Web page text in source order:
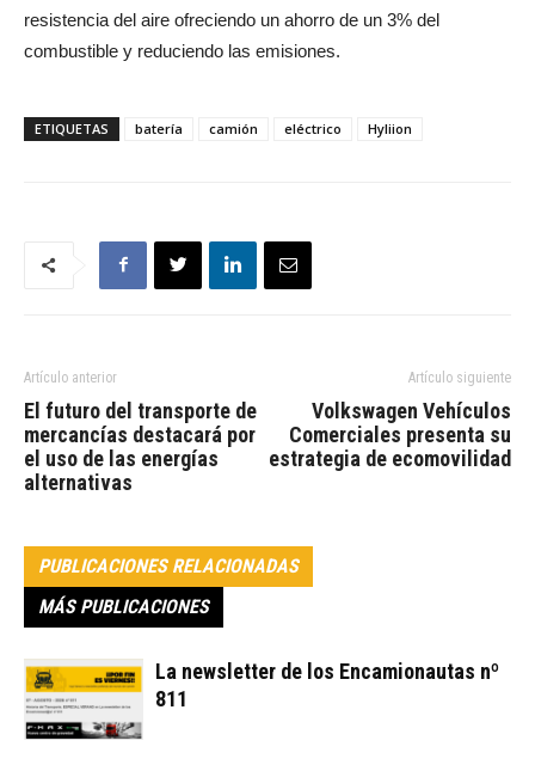
resistencia del aire ofreciendo un ahorro de un 3% del
combustible y reduciendo las emisiones.
ETIQUETAS batería camión eléctrico Hyliion
Artículo anterior
El futuro del transporte de
mercancías destacará por
el uso de las energías
alternativas
Artículo siguiente
Volkswagen Vehículos
Comerciales presenta su
estrategia de ecomovilidad
PUBLICACIONES RELACIONADAS
MÁS PUBLICACIONES
La newsletter de los Encamionautas nº
811